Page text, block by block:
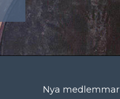
Nya medlemmar